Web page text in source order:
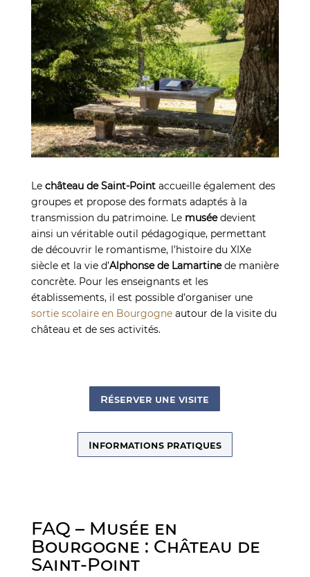
Le château de Saint-Pointaccueille également des
groupes et propose des formats adaptés à la
transmission du patrimoine. Le muséedevient
ainsi un véritable outil pédagogique, permettant
de découvrir le romantisme, l’histoire du XIXe
siècle et la vie d’Alphonse de Lamartinede manière
concrète. Pour les enseignants et les
établissements, il est possible d’organiser une
sortie scolaire en Bourgogneautour de la visite du
château et de ses activités.
Réserver une visite
Informations pratiques
FAQ – Musée en
Bourgogne : Château de
Saint-Point